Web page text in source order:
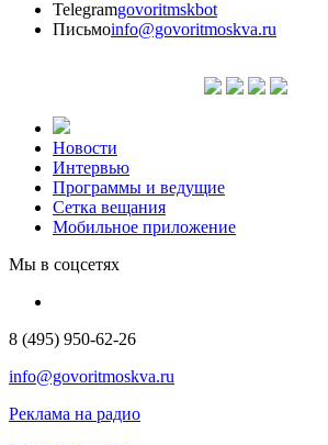
Telegramgovoritmskbot
Письмоinfo@govoritmoskva.ru
Новости
Интервью
Программы и ведущие
Сетка вещания
Мобильное приложение
Мы в соцсетях
8 (495) 950-62-26
info@govoritmoskva.ru
Реклама на радио